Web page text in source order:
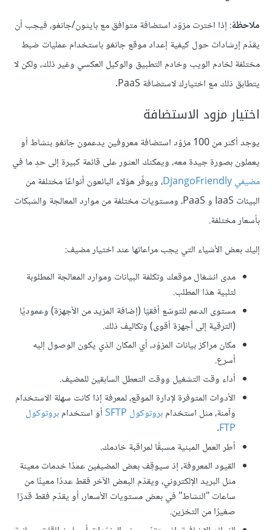
ملاحظة: إذا اخترت مزوّد استضافة متوافق مع بايثون/جانغو، فيجب أن
يقدّم إرشادات حول كيفية إعداد موقع جانغو باستخدام عمليات ضبط
مختلفة لخادم الويب وخادم التطبيق والوكيل العكسي وغير ذلك، ولكن لا
يتطابق ذلك مع اختيارك لاستضافة PaaS.
اختيار مزود الاستضافة
يوجد أكثر من 100 مزوّد استضافة معروفين يدعمون جانغو بنشاط أو
يعملون بصورة جيدة معه، ويمكنك العثور على قائمة كبيرة إلى حدٍ ما في
مضيفي DjangoFriendly
، ويوفّر هؤلاء البائعون أنواعًا مختلفة من
البيئات IaaS و PaaS، ومستويات مختلفة من موارد المعالجة والشبكات
بأسعار مختلفة.
إليك بعض الأشياء التي يجب مراعاتها عند اختيار مضيف:
مدى انشغال موقعك وتكلفة البيانات وموارد المعالجة المطلوبة
لتلبية هذا المطلب.
مستوى الدعم للتوسّع أفقيًا (إضافة المزيد من الأجهزة) وعموديًا
(الترقية إلى أجهزة أقوى) وتكاليف ذلك.
مكان مراكز بيانات المزوّد، أي المكان الذي يكون الوصول إليه
أسرع.
أداء وقت التشغيل ووقت التعطل السابقين للمضيف.
الأدوات المتوفرة لإدارة الموقع، لمعرفة إذا كانت سهلة الاستخدام
وآمنة، مثل استخدامبروتوكول SFTP أو استخدامبروتوكول
FTP
.
أطر العمل المبنية مسبقًا لمراقبة خادمك.
القيود المعروفة، إذ سيوقِف بعض المضيفين عمدًا خدمات معينة
مثل البريد الإلكتروني، ويقدّم البعض الآخر فقط عددًا معينًا من
ساعات "النشاط" في بعض مستويات الأسعار، أو يقدّم فقط قدرًا
صغيرًا من التخزين.